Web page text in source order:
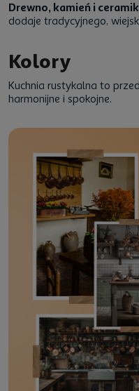
Drewno, kamień i
dodaje tradycyjnego,
Kolory
Kuchnia rustykalna to
harmonijne i spokojne.